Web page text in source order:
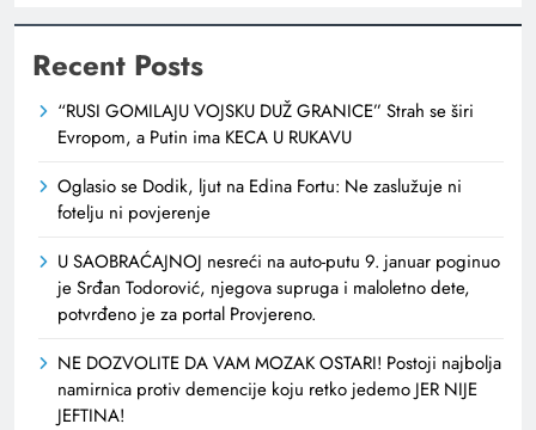
Recent Posts
“RUSI GOMILAJU VOJSKU DUŽ GRANICE” Strah se širi
Evropom, a Putin ima KECA U RUKAVU
Oglasio se Dodik, ljut na Edina Fortu: Ne zaslužuje ni
fotelju ni povjerenje
U SAOBRAĆAJNOJ nesreći na auto-putu 9. januar poginuo
je Srđan Todorović, njegova supruga i maloletno dete,
potvrđeno je za portal Provjereno.
NE DOZVOLITE DA VAM MOZAK OSTARI! Postoji najbolja
namirnica protiv demencije koju retko jedemo JER NIJE
JEFTINA!